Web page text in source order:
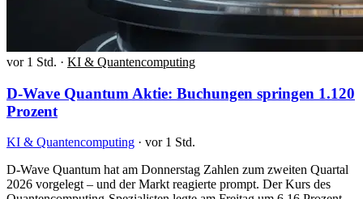
vor 1 Std. · KI & Quantencomputing
D-Wave Quantum Aktie: Buchungen springen 1.120
Prozent
KI & Quantencomputing · vor 1 Std.
D-Wave Quantum hat am Donnerstag Zahlen zum zweiten Quartal
2026 vorgelegt – und der Markt reagierte prompt. Der Kurs des